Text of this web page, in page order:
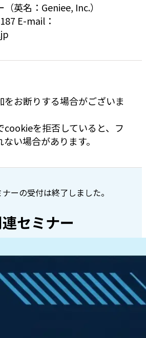
英名：Geniee, Inc.）
E-mail：
をお断りする場合がございま
cookieを拒否していると、フ
い場合があります。
ーの受付は終了しました。
セミナー